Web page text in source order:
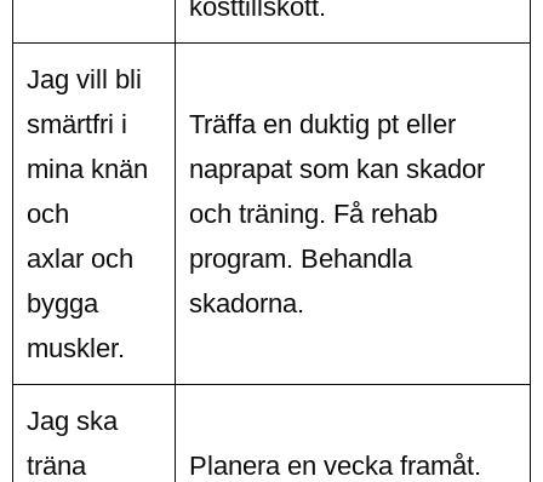
kosttillskott.
Jag vill bli
smärtfri i
mina knän
och
axlar och
bygga
muskler.
Träffa en duktig pt eller
naprapat som kan skador
och träning. Få rehab
program. Behandla
skadorna.
Jag ska
träna
Planera en vecka framåt.